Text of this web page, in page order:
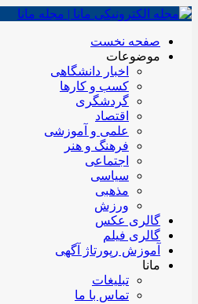
صفحه نخست
موضوعات
اخبار دانشگاهی
کسب و کارها
گردشگری
اقتصاد
علمی و آموزشی
فرهنگ و هنر
اجتماعی
سیاسی
مذهبی
ورزش
گالری عکس
گالری فیلم
آموزش رپورتاژ آگهی
مانا
تبلیغات
تماس با ما